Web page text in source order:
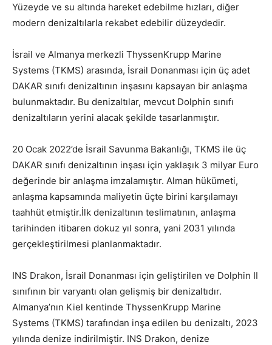
Yüzeyde ve su altında hareket edebilme hızları, diğer
modern denizaltılarla rekabet edebilir düzeydedir.
İsrail ve Almanya merkezli ThyssenKrupp Marine
Systems (TKMS) arasında, İsrail Donanması için üç adet
DAKAR sınıfı denizaltının inşasını kapsayan bir anlaşma
bulunmaktadır. Bu denizaltılar, mevcut Dolphin sınıfı
denizaltıların yerini alacak şekilde tasarlanmıştır.
20 Ocak 2022’de İsrail Savunma Bakanlığı, TKMS ile üç
DAKAR sınıfı denizaltının inşası için yaklaşık 3 milyar Euro
değerinde bir anlaşma imzalamıştır. Alman hükümeti,
anlaşma kapsamında maliyetin üçte birini karşılamayı
taahhüt etmiştir.İlk denizaltının teslimatının, anlaşma
tarihinden itibaren dokuz yıl sonra, yani 2031 yılında
gerçekleştirilmesi planlanmaktadır.
INS Drakon, İsrail Donanması için geliştirilen ve Dolphin II
sınıfının bir varyantı olan gelişmiş bir denizaltıdır.
Almanya’nın Kiel kentinde ThyssenKrupp Marine
Systems (TKMS) tarafından inşa edilen bu denizaltı, 2023
yılında denize indirilmiştir. INS Drakon, denize